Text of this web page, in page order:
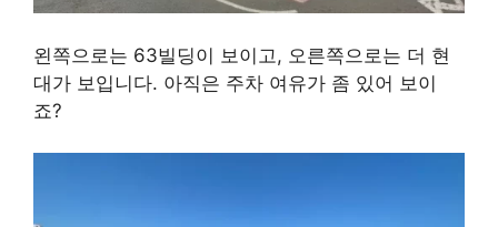
왼쪽으로는 63빌딩이 보이고, 오른쪽으로는 더 현
대가 보입니다. 아직은 주차 여유가 좀 있어 보이
죠?